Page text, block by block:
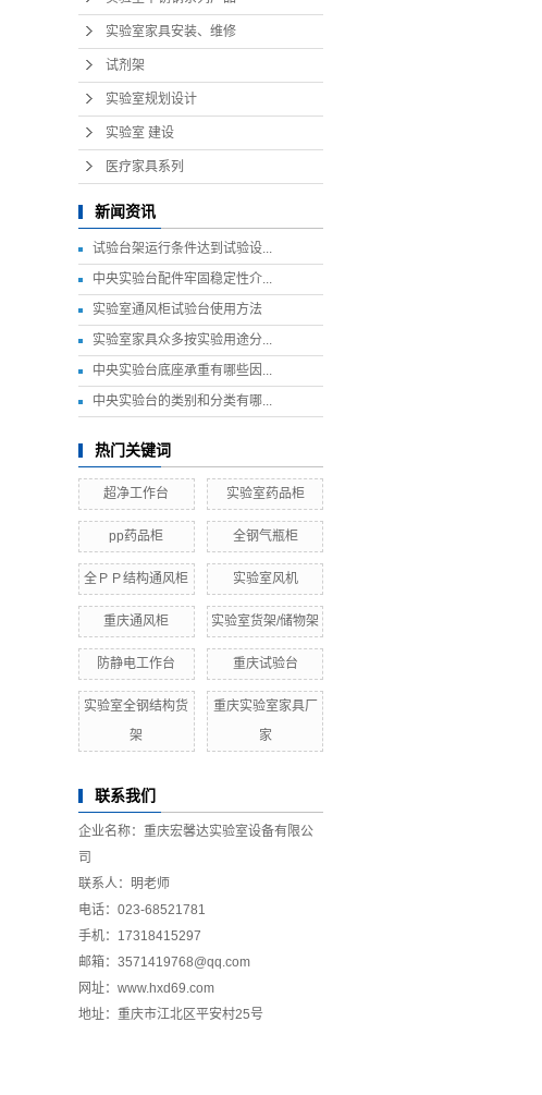
实验室家具安装、维修
试剂架
实验室规划设计
实验室 建设
医疗家具系列
新闻资讯
试验台架运行条件达到试验设...
中央实验台配件牢固稳定性介...
实验室通风柜试验台使用方法
实验室家具众多按实验用途分...
中央实验台底座承重有哪些因...
中央实验台的类别和分类有哪...
热门关键词
超净工作台 实验室药品柜
pp药品柜 全钢气瓶柜
全ＰＰ结构通风柜 实验室风机
重庆通风柜 实验室货架/储物架
防静电工作台 重庆试验台
实验室全钢结构货
架
重庆实验室家具厂
家
联系我们
企业名称：重庆宏馨达实验室设备有限公
司
联系人：明老师
电话：023-68521781
手机：17318415297
邮箱：3571419768@qq.com
网址：www.hxd69.com
地址：重庆市江北区平安村25号